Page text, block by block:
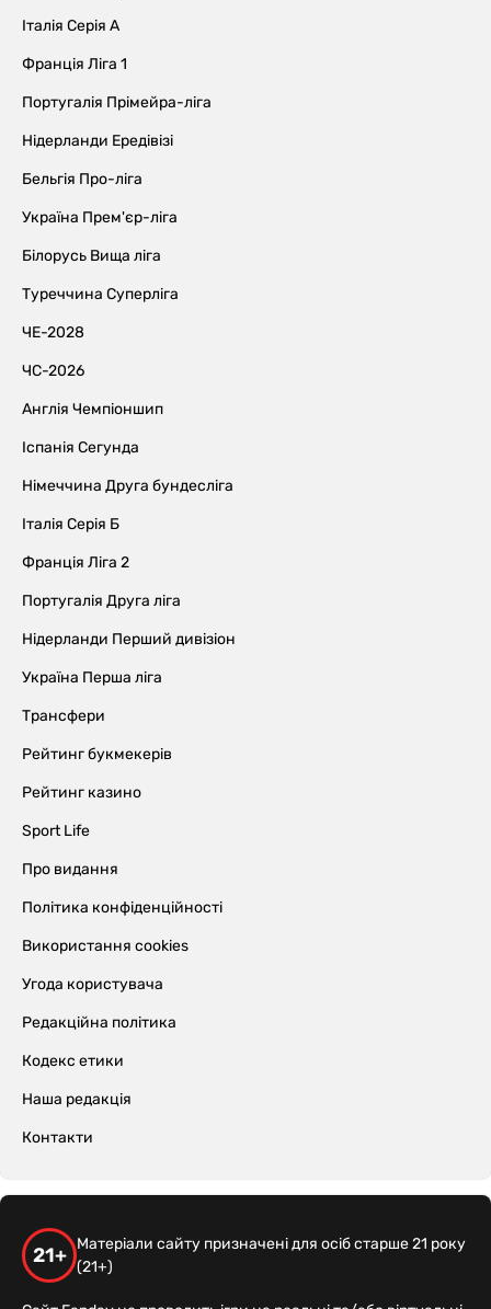
Італія Серія А
Франція Ліга 1
Португалія Прімейра-ліга
Нідерланди Ередівізі
Бельгія Про-ліга
Україна Прем'єр-ліга
Білорусь Вища ліга
Туреччина Суперліга
ЧЕ-2028
ЧС-2026
Англія Чемпіоншип
Іспанія Сегунда
Німеччина Друга бундесліга
Італія Серія Б
Франція Ліга 2
Португалія Друга ліга
Нідерланди Перший дивізіон
Україна Перша ліга
Трансфери
Рейтинг букмекерів
Рейтинг казино
Sport Life
Про видання
Політика конфіденційності
Використання cookies
Угода користувача
Редакційна політика
Кодекс етики
Наша редакція
Контакти
21+
Матеріали сайту призначені для осіб старше 21 року
(21+)